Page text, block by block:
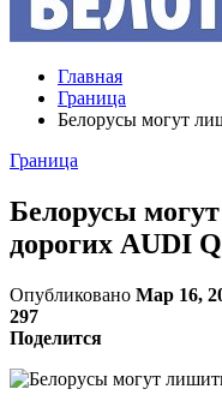
Главная
Граница
Белорусы могут
Граница
Белорусы
дорогих AUDI
Опубликовано Мар 16,
297
Поделится